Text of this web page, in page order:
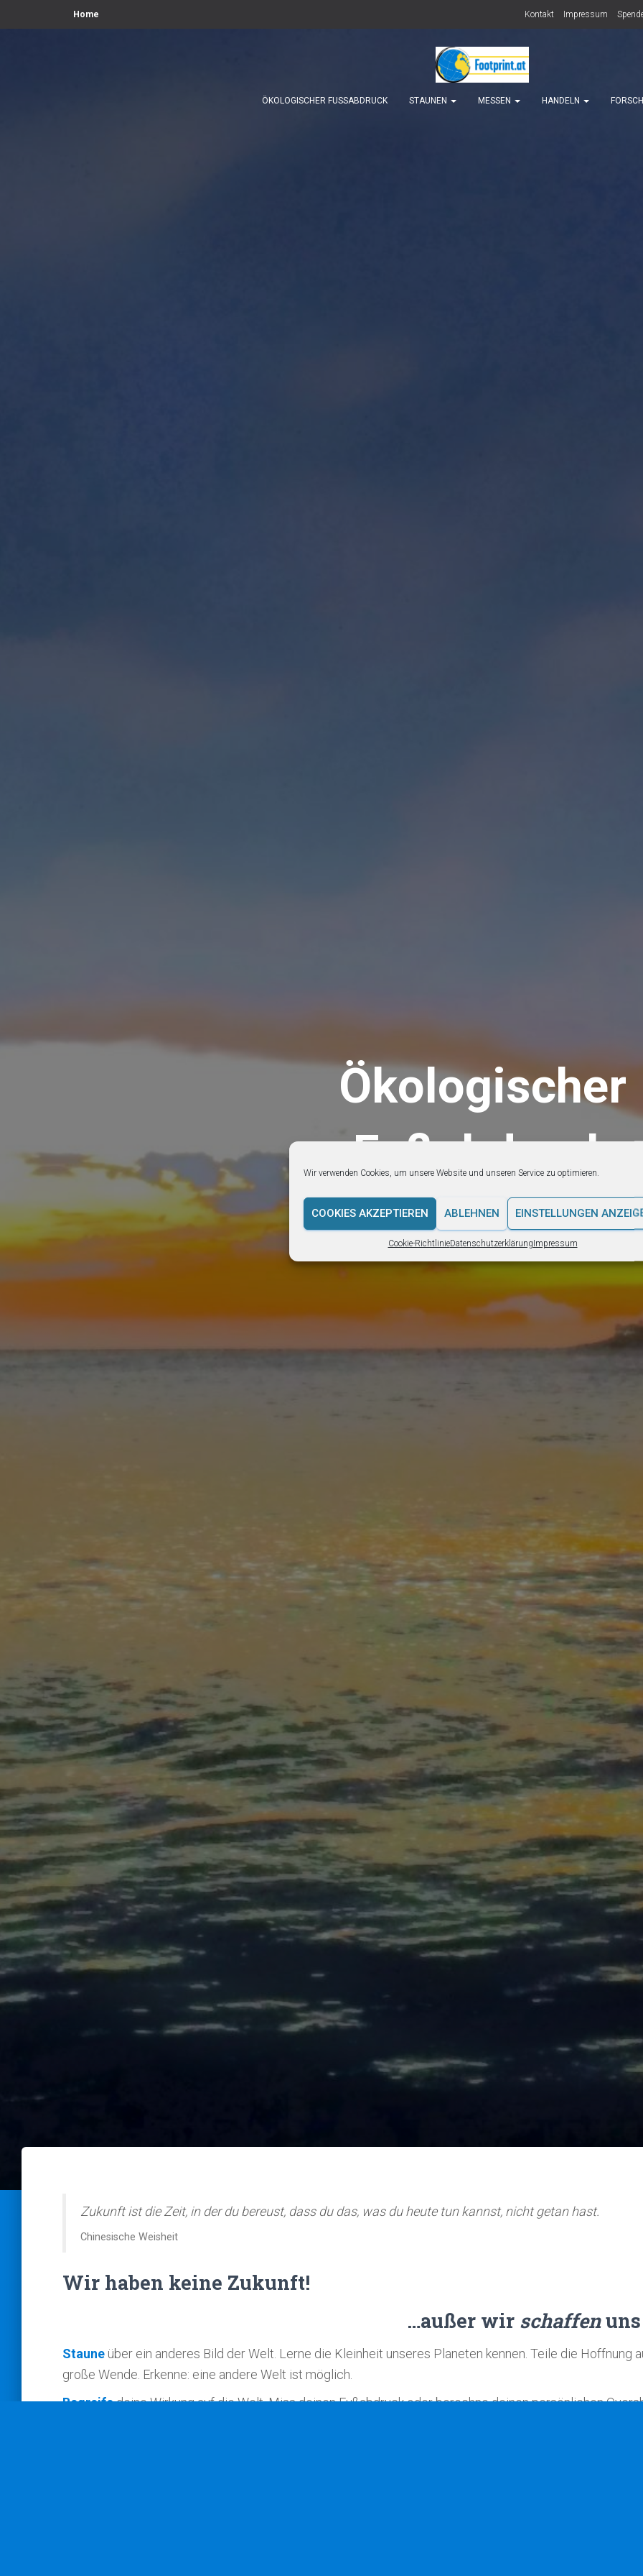
Wir verwenden Cookies, um unsere Website und unseren Service zu optimieren.
COOKIES AKZEPTIEREN ABLEHNEN EINSTELLUNGEN
Cookie-RichtlinieDatenschutzerklärungImpressum
Home Kontakt Impressum
ÖKOLOGISCHER FUSSABDRUCK STAUNEN MESSEN HANDELN
Ökologischer
Fußabdruck
Webseite der Plattform Footprint
Zukunft ist die Zeit, in der du bereust, dass du das, was du heute tun kannst, nicht getan hast.
Chinesische Weisheit
Wir haben keine Zukunft!
…außer wir schaffenuns
Staune über ein anderes Bild der Welt. Lerne die Kleinheit unseres Planeten kennen. Teile die Hoffnung
große Wende. Erkenne: eine andere Welt ist möglich.
Begreifedeine Wirkung auf die Welt. Miss deinen Fußabdruck oder berechne deinen persönlichen